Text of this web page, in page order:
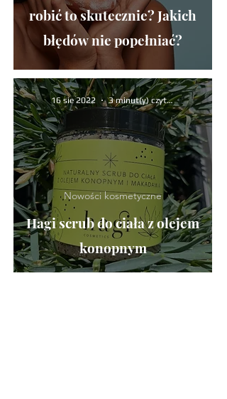
robić to skutecznie? Jakich
błędów nie popełniać?
Hagi scrub do ciała z olejem
konopnym
Nowości kosmetyczne
16 sie 2022 3 minut(y) czytania